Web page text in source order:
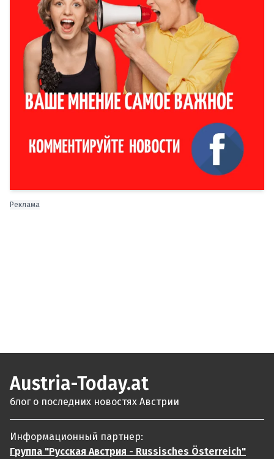
Реклама
Austria-Today.at
блог о последних новостях Австрии
Информационный партнер:
Группа "Русская Австрия - Russisches Österreich"